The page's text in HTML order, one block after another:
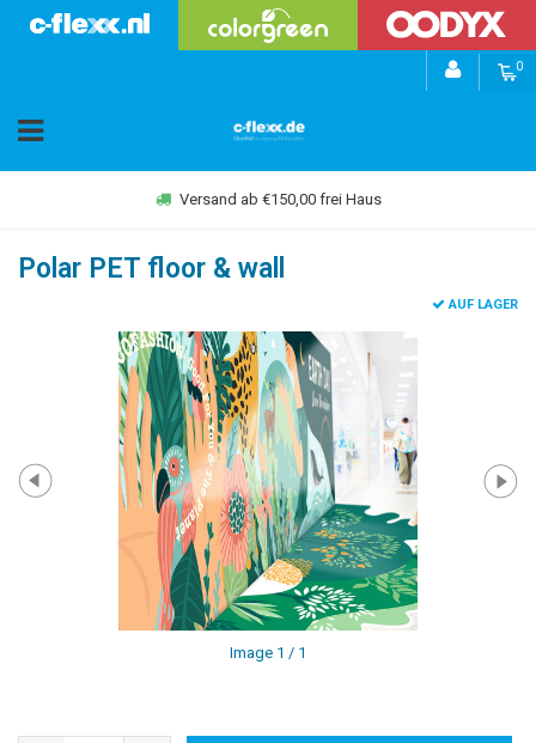
0
Versand ab €150,00 frei Haus
Polar PET floor & wall
AUF LAGER
Image 1 / 1